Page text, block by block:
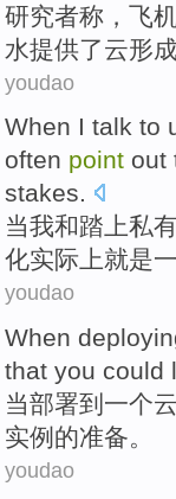
研究者称， 飞
水提供了云形
youdao
When I talk to
often point out
stakes.
当我和踏上私
化实际上就是
youdao
When
that you could
当部署到 一个
实例 的准备。
youdao